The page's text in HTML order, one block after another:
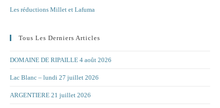
Les réductions Millet et Lafuma
Tous Les Derniers Articles
DOMAINE DE RIPAILLE 4 août 2026
Lac Blanc – lundi 27 juillet 2026
ARGENTIERE 21 juillet 2026